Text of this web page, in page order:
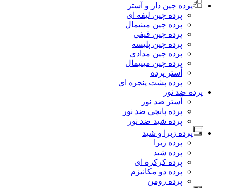
پرده چین دار و آستر
پرده چین لیفه ای
پرده چین مینیمال
پرده چین قیفی
پرده چین پلیسه
پرده چین مدادی
پرده چین مینیمال
آستر پرده
پرده پشت پنجره ای
پرده ضد نور
آستر ضد نور
پرده پانچی ضد نور
پرده شید ضد نور
پرده زبرا و شید
پرده زبرا
پرده شید
پرده کرکره ای
پرده دو مکانیزم
پرده رومن